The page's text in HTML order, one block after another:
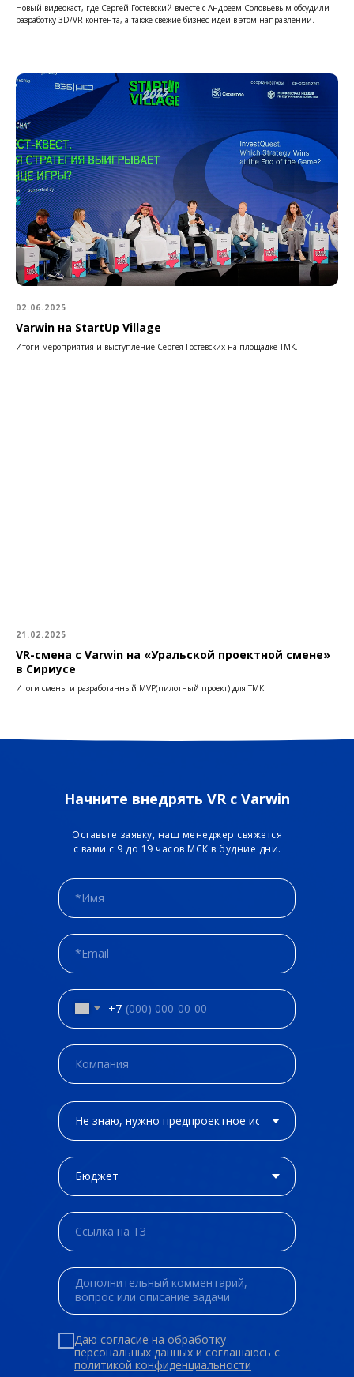
Новый видеокаст, где Сергей Гостевский вместе с Андреем Соловьевым обсудили
разработку 3D/VR контента, а также свежие бизнес-идеи в этом направлении.
02.06.2025
Varwin на StartUp Village
Итоги мероприятия и выступление Сергея Гостевских на площадке ТМК.
21.02.2025
VR-смена с Varwin на «Уральской проектной смене»
в Сириусе
Итоги смены и разработанный MVP(пилотный проект) для ТМК.
Начните внедрять VR с Varwin
Оставьте заявку, наш менеджер свяжется
с вами с 9 до 19 часов МСК в будние дни.
Даю согласие на обработку
персональных данных и соглашаюсь c
политикой конфиденциальности
+7